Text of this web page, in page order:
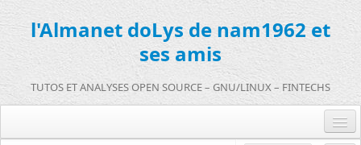
l'Almanet doLys de nam1962 et
ses amis
TUTOS ET ANALYSES OPEN SOURCE – GNU/LINUX – FINTECHS